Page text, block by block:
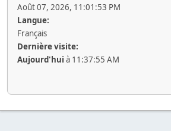
Août 07, 2026, 11:01:53 PM
Langue:
Français
Dernière visite:
Aujourd'hui à 11:37:55 AM